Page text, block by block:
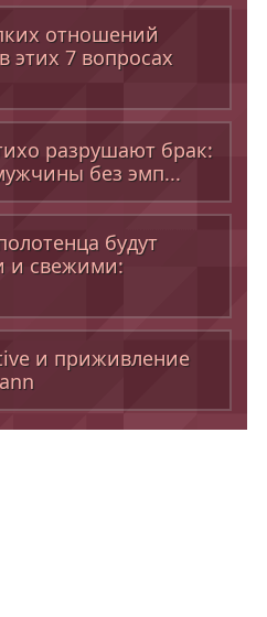
отношений
этих 7 вопросах
разрушают брак:
без эмп...
будут
и свежими:
и приживление